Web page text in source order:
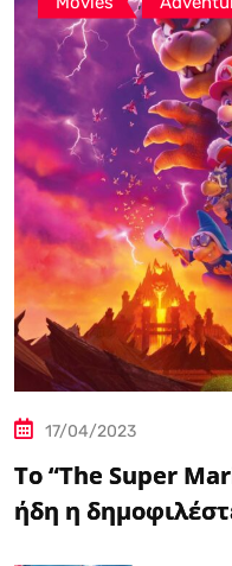
17/04/2023
Το “The Super
ήδη η